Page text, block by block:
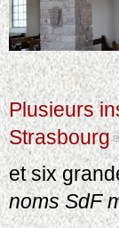
Plusieurs
Strasbourg
et six
noms SdF